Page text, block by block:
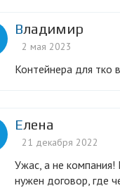
Владимир
2 мая 2023
Контейнера для тко
Елена
21 декабря 2022
Ужас, а не компания! Приписывают чужие контейнеры, мусор не вывозят, ссылаясь на погодные условия.Зачем
нужен договор, где